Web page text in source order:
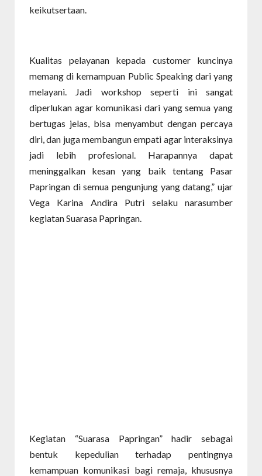
keikutsertaan.
Kualitas pelayanan kepada customer kuncinya
memang di kemampuan Public Speaking dari yang
melayani. Jadi workshop seperti ini sangat
diperlukan agar komunikasi dari yang semua yang
bertugas jelas, bisa menyambut dengan percaya
diri, dan juga membangun empati agar interaksinya
jadi lebih profesional. Harapannya dapat
meninggalkan kesan yang baik tentang Pasar
Papringan di semua pengunjung yang datang,” ujar
Vega Karina Andira Putri selaku narasumber
kegiatan Suarasa Papringan.
Kegiatan “Suarasa Papringan” hadir sebagai
bentuk kepedulian terhadap pentingnya
kemampuan komunikasi bagi remaja, khususnya